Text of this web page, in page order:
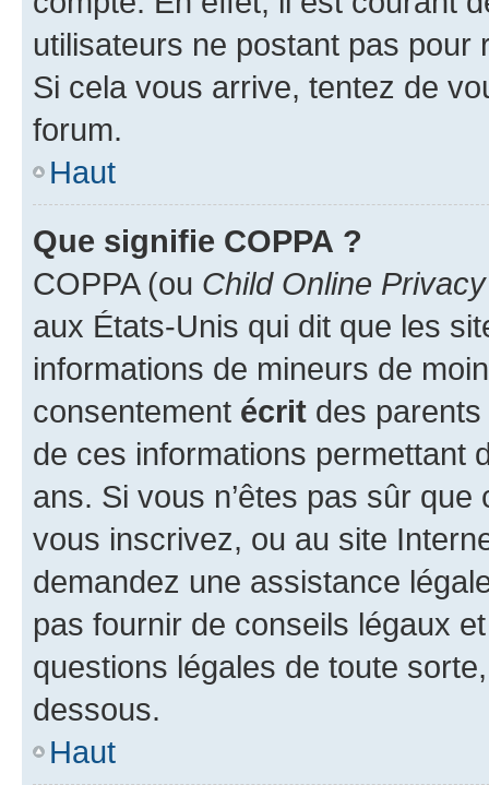
utilisateurs ne postant pas pour
Si cela vous arrive, tentez de
forum.
Haut
Que signifie COPPA ?
COPPA (ou Child Online
aux États-Unis qui dit que les
informations de mineurs de
consentement écrit des parents
de ces informations permettant
ans. Si vous n’êtes pas sûr
vous inscrivez, ou au site
demandez une assistance
pas fournir de conseils légaux
questions légales de toute
dessous.
Haut